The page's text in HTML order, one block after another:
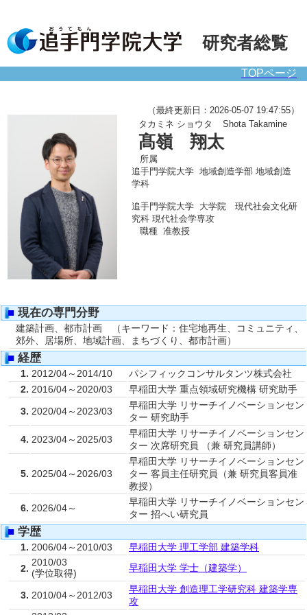
研究者総覧
TOPページ
（最終更新日：2026-05-07 19:47:55）
タカミネ ショウタ
Shota Takamine
髙嶺 翔太
所属
追手門学院大学 地域創造学部 地域創造
学科
追手門学院大学 大学院 現代社会文化研
究科 現代社会学専攻
職種 准教授
■ 現在の専門分野
建築計画、都市計画 （キーワード：住宅地再生、コミュニティ、
郊外、居場所、地域計画、まちづくり、都市計画）
■ 経歴
1. 2012/04～2014/10
パシフィックコンサルタンツ株式会社
2. 2016/04～2020/03 早稲田大学 重点領域研究機構 研究助手
3. 2020/04～2023/03
早稲田大学 リサーチイノベーションセン
ター 研究助手
4. 2023/04～2025/03
早稲田大学 リサーチイノベーションセン
ター 次席研究員 （兼 研究員講師）
5. 2025/04～2026/03
早稲田大学 リサーチイノベーションセン
ター 客員主任研究員（兼 研究員客員准
教授）
6. 2026/04～
早稲田大学 リサーチイノベーションセン
ター 招へい研究員
■ 学歴
1. 2006/04～2010/03 早稲田大学 理工学部 建築学科
2.
2010/03
(学位取得)
早稲田大学 学士（建築学）
3. 2010/04～2012/03
早稲田大学 創造理工学研究科 建築学専
攻